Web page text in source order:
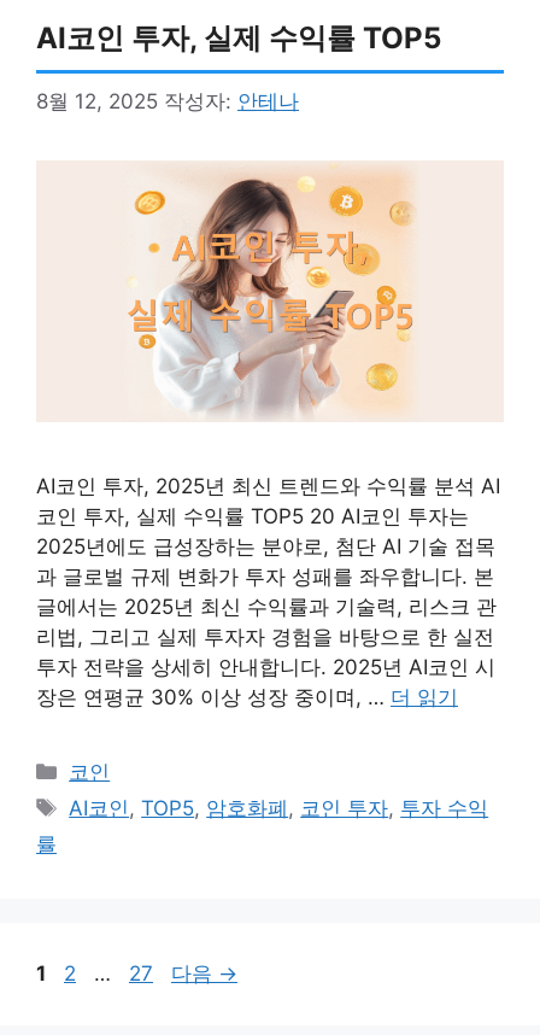
AI코인 투자, 실제 수익률 TOP5
8월 12, 2025 작성자: 안테나
AI코인 투자, 2025년 최신 트렌드와 수익률 분석 AI
코인 투자, 실제 수익률 TOP5 20 AI코인 투자는
2025년에도 급성장하는 분야로, 첨단 AI 기술 접목
과 글로벌 규제 변화가 투자 성패를 좌우합니다. 본
글에서는 2025년 최신 수익률과 기술력, 리스크 관
리법, 그리고 실제 투자자 경험을 바탕으로 한 실전
투자 전략을 상세히 안내합니다. 2025년 AI코인 시
장은 연평균 30% 이상 성장 중이며, … 더 읽기
카
테
코인
태
AI코인,TOP5, 암호화폐 , 코인 투자, 투자 수익
률
페
1
페
2 …
페
27 다음 →